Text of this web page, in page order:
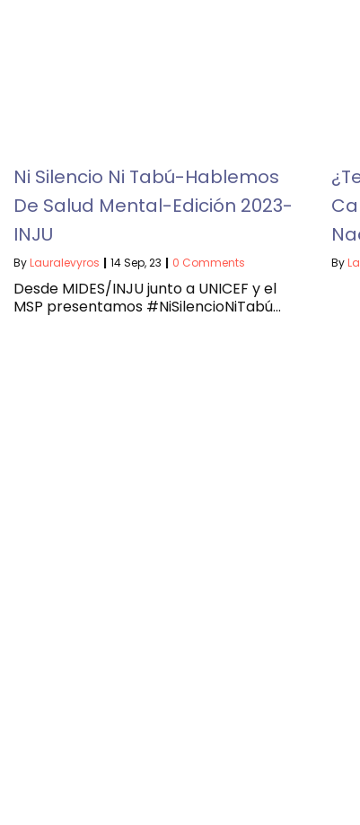
Ni Silencio Ni Tabú-Hablemos
De Salud Mental-Edición 2023-
INJU
ByLauralevyros | 14Sep, 23 | 0 Comments
Desde MIDES/INJU junto a UNICEF y el
MSP presentamos #NiSilencioNiTabú…
By